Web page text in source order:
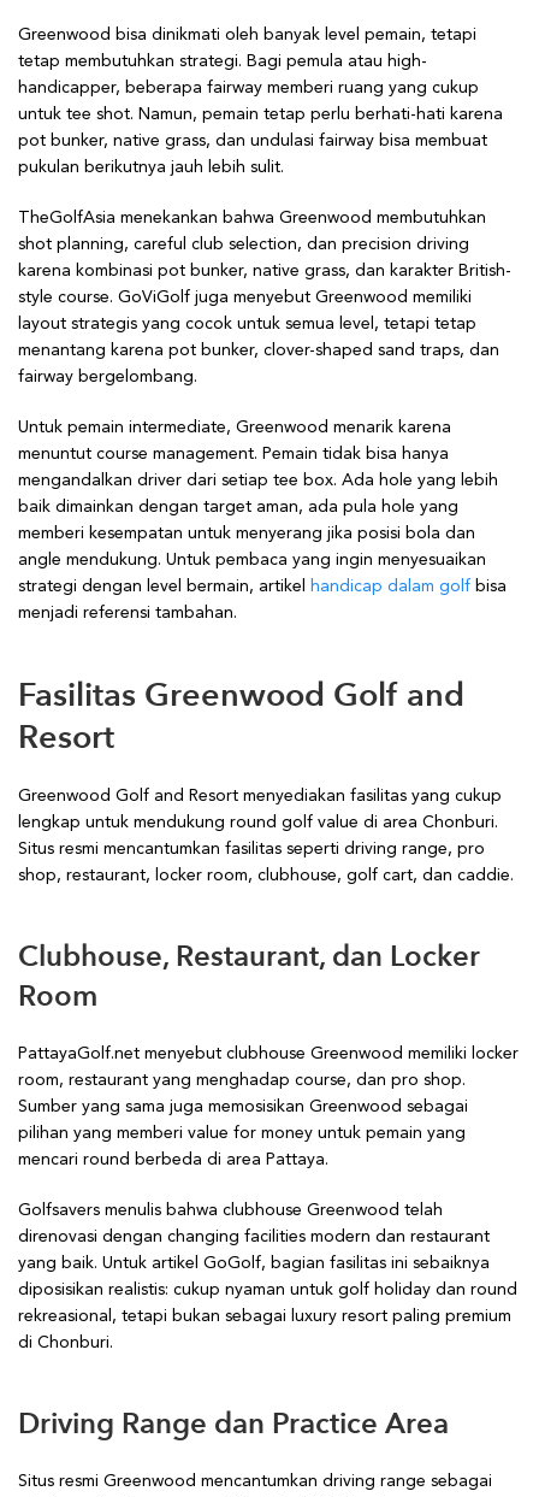
Greenwood bisa dinikmati oleh banyak level pemain, tetapi
tetap membutuhkan strategi. Bagi pemula atau high-
handicapper, beberapa fairway memberi ruang yang cukup
untuk tee shot. Namun, pemain tetap perlu berhati-hati karena
pot bunker, native grass, dan undulasi fairway bisa membuat
pukulan berikutnya jauh lebih sulit.
TheGolfAsia menekankan bahwa Greenwood membutuhkan
shot planning, careful club selection, dan precision driving
karena kombinasi pot bunker, native grass, dan karakter British-
style course. GoViGolf juga menyebut Greenwood memiliki
layout strategis yang cocok untuk semua level, tetapi tetap
menantang karena pot bunker, clover-shaped sand traps, dan
fairway bergelombang.
Untuk pemain intermediate, Greenwood menarik karena
menuntut course management. Pemain tidak bisa hanya
mengandalkan driver dari setiap tee box. Ada hole yang lebih
baik dimainkan dengan target aman, ada pula hole yang
memberi kesempatan untuk menyerang jika posisi bola dan
angle mendukung. Untuk pembaca yang ingin menyesuaikan
strategi dengan level bermain, artikel
handicap dalam golf bisa
menjadi referensi tambahan.
Fasilitas Greenwood Golf and
Resort
Greenwood Golf and Resort menyediakan fasilitas yang cukup
lengkap untuk mendukung round golf value di area Chonburi.
Situs resmi mencantumkan fasilitas seperti driving range, pro
shop, restaurant, locker room, clubhouse, golf cart, dan caddie.
Clubhouse, Restaurant, dan Locker
Room
PattayaGolf.net menyebut clubhouse Greenwood memiliki locker
room, restaurant yang menghadap course, dan pro shop.
Sumber yang sama juga memosisikan Greenwood sebagai
pilihan yang memberi value for money untuk pemain yang
mencari round berbeda di area Pattaya.
Golfsavers menulis bahwa clubhouse Greenwood telah
direnovasi dengan changing facilities modern dan restaurant
yang baik. Untuk artikel GoGolf, bagian fasilitas ini sebaiknya
diposisikan realistis: cukup nyaman untuk golf holiday dan round
rekreasional, tetapi bukan sebagai luxury resort paling premium
di Chonburi.
Driving Range dan Practice Area
Situs resmi Greenwood mencantumkan driving range sebagai